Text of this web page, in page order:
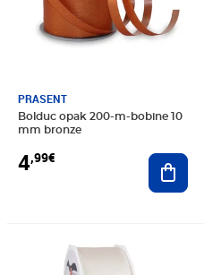
PRASENT
Bolduc opak 200-m-bobine 10
mm bronze
4,99€
Prix 6,99€